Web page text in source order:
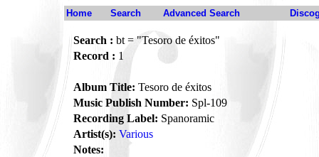
Home Search Advanced Search
Search : bt = "Tesoro de éxitos"
Record : 1
Album Title: Tesoro de éxitos
Music Publish Number: Spl-109
Recording Label: Spanoramic
Artist(s): Various
Notes: